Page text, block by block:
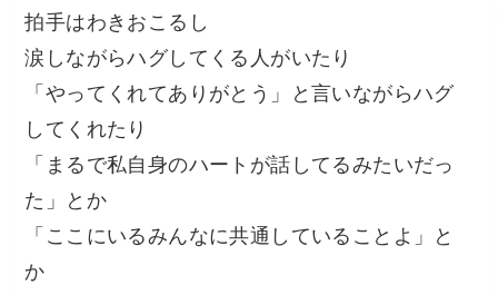
拍手はわきおこるし
涙しながらハグしてくる人がいたり
「やってくれてありがとう」と言いながらハグ
してくれたり
「まるで私自身のハートが話してるみたいだっ
た」とか
「ここにいるみんなに共通していることよ」と
か